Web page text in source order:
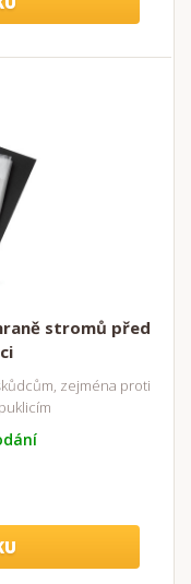
stromů před
zejména proti